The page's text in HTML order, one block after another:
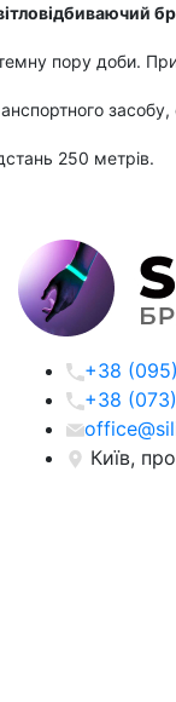
пору доби. При
засобу,
250 метрів.
+38
+38
Київ,